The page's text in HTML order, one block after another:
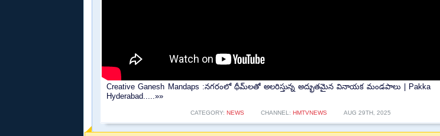
Creative Ganesh Mandaps :నగరంలో థీమ్‌లతో అలరిస్తున్న అద్భుతమైన వినాయక మండపాలు | Pakka
Hyderabad.....»»
CATEGORY: NEWS CHANNEL: HMTVNEWS AUG 29TH, 2025